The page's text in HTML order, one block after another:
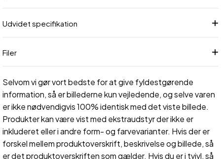
Udvidet specifikation
Filer
Selvom vi gør vort bedste for at give fyldestgørende
information, så er billederne kun vejledende, og selve varen
er ikke nødvendigvis 100% identisk med det viste billede.
Produkter kan være vist med ekstraudstyr der ikke er
inkluderet eller i andre form- og farvevarianter. Hvis der er
forskel mellem produktoverskrift, beskrivelse og billede, så
er det produktoverskriften som gælder. Hvis du er i tvivl, så